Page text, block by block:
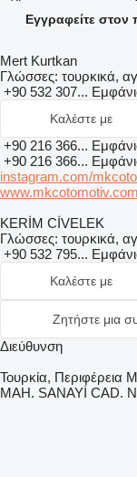
Εγγραφείτε στον
Mert Kurtkan
Γλώσσες: τουρκικά,
+90 532 307...
Καλέστε με
+90 216 366...
+90 216 366...
instagram.com/
www.mkcotomotiv.com
KERİM CİVELEK
Γλώσσες: τουρκικά,
+90 532 795...
Καλέστε με
Ζητήστε μια
Διεύθυνση
Τουρκία,
MAH. SANAYİ CAD.